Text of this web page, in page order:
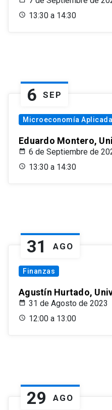
13:30 a 14:30
6 SEP
Microeconomía Aplicada
Eduardo Montero,
6 de Septiembre de
13:30 a 14:30
31 AGO
Finanzas
Agustín Hurtado,
31 de Agosto de 2023
12:00 a 13:00
29 AGO